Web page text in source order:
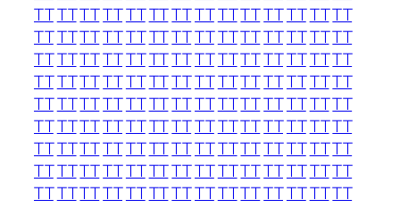
TTTTTTTTTTTTTTTTTTTTTTTTTTTT
TTTTTTTTTTTTTTTTTTTTTTTTTTTT
TTTTTTTTTTTTTTTTTTTTTTTTTTTT
TTTTTTTTTTTTTTTTTTTTTTTTTTTT
TTTTTTTTTTTTTTTTTTTTTTTTTTTT
TTTTTTTTTTTTTTTTTTTTTTTTTTTT
TTTTTTTTTTTTTTTTTTTTTTTTTTTT
TTTTTTTTTTTTTTTTTTTTTTTTTTTT
TTTTTTTTTTTTTTTTTTTTTTTTTTTT